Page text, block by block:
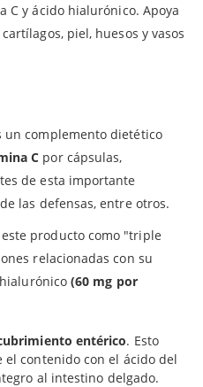
C y ácido hialurónico. Apoya
piel, huesos y vasos
un complemento dietético
C por cápsulas,
de esta importante
las defensas, entre otros.
producto como "triple
relacionadas con su
(60 mg por
entérico. Esto
el contenido con el ácido del
al intestino delgado.